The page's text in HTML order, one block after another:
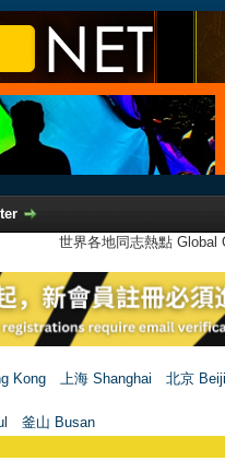
世界各地同志熱點
Kong 上海 Shanghai
北京
l 釜山 Busan